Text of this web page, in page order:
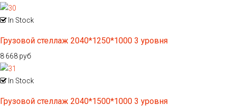
In Stock
Грузовой стеллаж 2040*1250*1000 3 уровня
8 668 руб
In Stock
Грузовой стеллаж 2040*1500*1000 3 уровня